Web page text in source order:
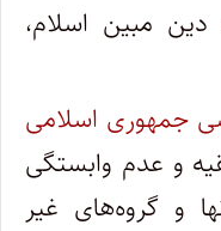
دین مبین اسلام،
جمهوری اسلامی
و عدم وابستگی
و گروه‌های غیر